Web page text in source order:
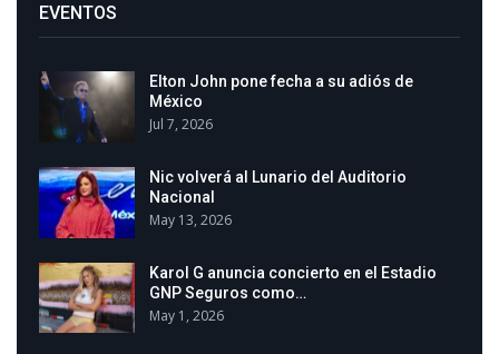
EVENTOS
Elton John pone fecha a su adiós de
México
Jul 7, 2026
Nic volverá al Lunario del Auditorio
Nacional
May 13, 2026
Karol G anuncia concierto en el Estadio
GNP Seguros como…
May 1, 2026